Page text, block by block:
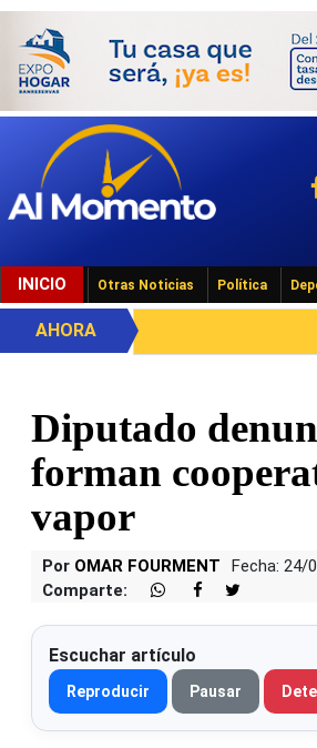
INICIO Otras Noticias Política
AHORA
Diputado
forman
vapor
Por OMAR FOURMENT
Fecha: 24/
Comparte:
Escuchar artículo
Reproducir Pausar